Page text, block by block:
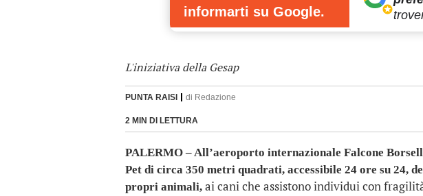
informarti su Google.
L'iniziativa della Gesap
PUNTA RAISI di Redazione
2 MIN DI LETTURA
PALERMO – All’aeroporto internazionale Falcone
Pet di circa 350 metri quadrati, accessibile 24 ore su 24,
propri animali, ai cani che assistono individui con